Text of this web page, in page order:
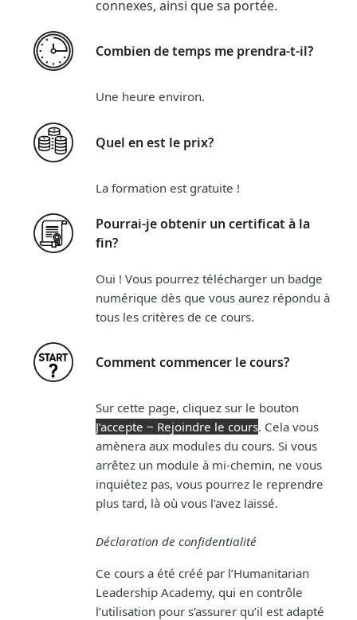
connexes, ainsi que sa portée.
Combien de temps me prendra-t-il?
Une heure environ.
Quel en est le prix?
La formation est gratuite !
Pourrai-je obtenir un certificat à la
fin?
Oui ! Vous pourrez télécharger un badge
numérique dès que vous aurez répondu à
tous les critères de ce cours.
Comment commencer le cours?
Sur cette page, cliquez sur le bouton
J’accepte ‒ Rejoindre le cours. Cela vous
amènera aux modules du cours. Si vous
arrêtez un module à mi-chemin, ne vous
inquiétez pas, vous pourrez le reprendre
plus tard, là où vous l’avez laissé.
Déclaration de confidentialité
Ce cours a été créé par l’Humanitarian
Leadership Academy, qui en contrôle
l’utilisation pour s’assurer qu’il est adapté